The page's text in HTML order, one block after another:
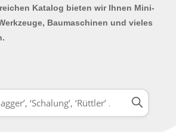
Katalog bieten wir Ihnen Mini-
Baumaschinen und vieles